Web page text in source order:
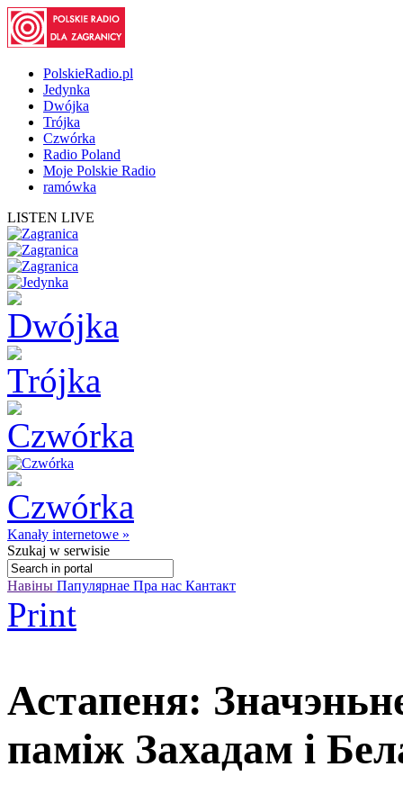
PolskieRadio.pl
Jedynka
Dwójka
Trójka
Czwórka
Radio Poland
Moje Polskie Radio
ramówka
LISTEN LIVE
Kanały internetowe »
Szukaj w serwisie
Навіны Папулярнае Пра нас Кантакт
Print
Астапеня:
паміж Захадам і